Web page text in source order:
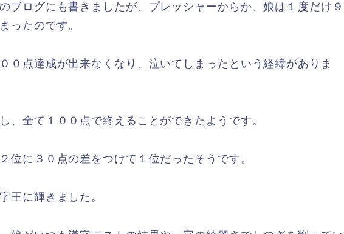
ブログにも書きましたが、プレッシャーからか、娘は１度だけ９
ったのです。
０点達成が出来なくなり、泣いてしまったという経緯がありま
、全て１００点で終えることができたようです。
位に３０点の差をつけて１位だったそうです。
王に輝きました。